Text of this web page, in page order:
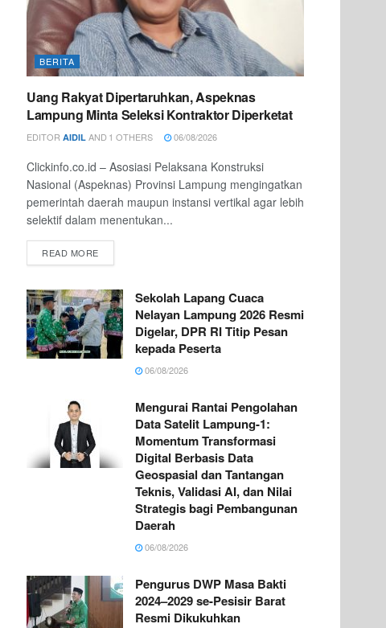
BERITA
Uang Rakyat Dipertaruhkan, Aspeknas
Lampung Minta Seleksi Kontraktor Diperketat
EDITOR AIDIL AND 1 OTHERS 06/08/2026
Clickinfo.co.id – Asosiasi Pelaksana Konstruksi
Nasional (Aspeknas) Provinsi Lampung mengingatkan
pemerintah daerah maupun instansi vertikal agar lebih
selektif dalam menentukan...
READ MORE
Sekolah Lapang Cuaca
Nelayan Lampung 2026 Resmi
Digelar, DPR RI Titip Pesan
kepada Peserta
06/08/2026
Mengurai Rantai Pengolahan
Data Satelit Lampung-1:
Momentum Transformasi
Digital Berbasis Data
Geospasial dan Tantangan
Teknis, Validasi AI, dan Nilai
Strategis bagi Pembangunan
Daerah
06/08/2026
Pengurus DWP Masa Bakti
2024–2029 se-Pesisir Barat
Resmi Dikukuhkan